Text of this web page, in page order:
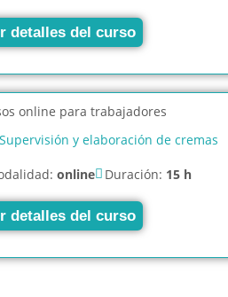
detalles del curso
Supervisión y elaboración de cremas
online Duración: 15 h
detalles del curso